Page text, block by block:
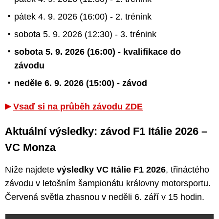
pátek 4. 9. 2026 (16:00) - 2. trénink
sobota 5. 9. 2026 (12:30) - 3. trénink
sobota 5. 9. 2026 (16:00) - kvalifikace do
závodu
neděle 6. 9. 2026 (15:00) - závod
Vsaď si na průběh závodu ZDE
Aktuální výsledky: závod F1 Itálie 2026 –
VC Monza
Níže najdete výsledky VC Itálie F1 2026, třináctého
závodu v letošním šampionátu královny motorsportu.
Červená světla zhasnou v neděli 6. září v 15 hodin.